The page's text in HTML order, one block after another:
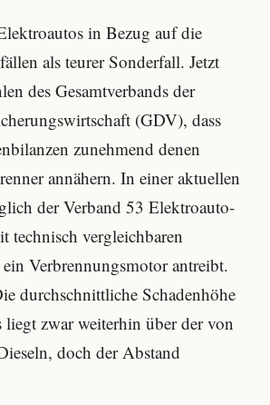
in Bezug auf die
als teurer Sonderfall. Jetzt
des Gesamtverbands der
(GDV), dass
zunehmend denen
annähern. In einer aktuellen
der Verband 53 Elektroauto-
technisch vergleichbaren
Verbrennungsmotor antreibt.
durchschnittliche Schadenhöhe
liegt zwar weiterhin über der von
doch der Abstand